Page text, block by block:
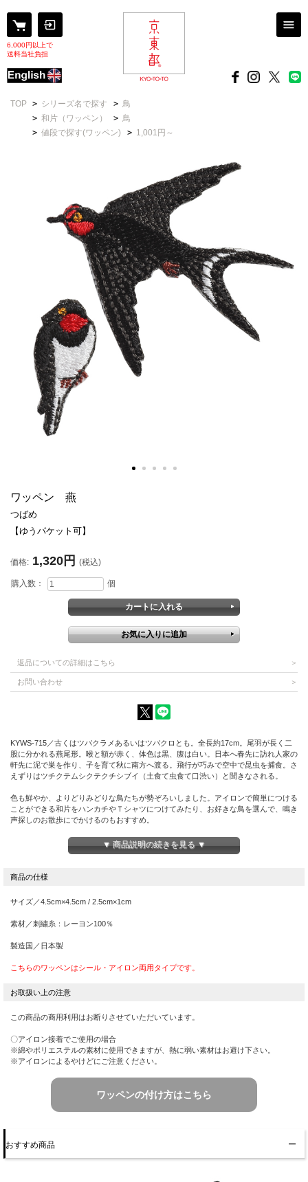
6,000円以上で
送料当社負担
TOP > シリーズ名で探す > 鳥
> 和片（ワッペン） > 鳥
> 値段で探す(ワッペン) > 1,001円～
ワッペン 燕
つばめ
【ゆうパケット可】
価格: 1,320円 (税込)
購入数： 個
返品についての詳細はこちら
お問い合わせ
KYWS-715／古くはツバクラメあるいはツバクロとも。全長約17cm。尾羽が長く二
股に分かれる燕尾形。喉と額が赤く、体色は黒、腹は白い。日本へ春先に訪れ人家の
軒先に泥で巣を作り、子を育て秋に南方へ渡る。飛行が巧みで空中で昆虫を捕食。さ
えずりはツチクテムシクテクチシブイ（土食て虫食て口渋い）と聞きなされる。
色も鮮やか、よりどりみどりな鳥たちが勢ぞろいしました。アイロンで簡単につける
ことができる和片をハンカチやＴシャツにつけてみたり、お好きな鳥を選んで、鳴き
声探しのお散歩にでかけるのもおすすめ。
▼ 商品説明の続きを見る ▼
サイズ／4.5cm×4.5cm / 2.5cm×1cm
素材／刺繍糸：レーヨン100％
製造国／日本製
こちらのワッペンはシール・アイロン両用タイプです。
この商品の商用利用はお断りさせていただいています。
〇アイロン接着でご使用の場合
※綿やポリエステルの素材に使用できますが、熱に弱い素材はお避け下さい。
※アイロンによるやけどにご注意ください。
ワッペンの付け方はこちら
おすすめ商品